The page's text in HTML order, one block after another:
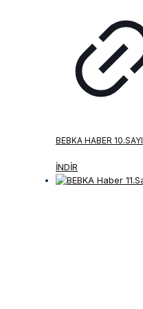
BEBKA HABER 10.SAYI
İNDİR